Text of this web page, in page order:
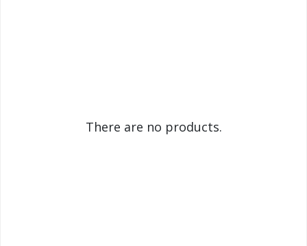
There are no products.